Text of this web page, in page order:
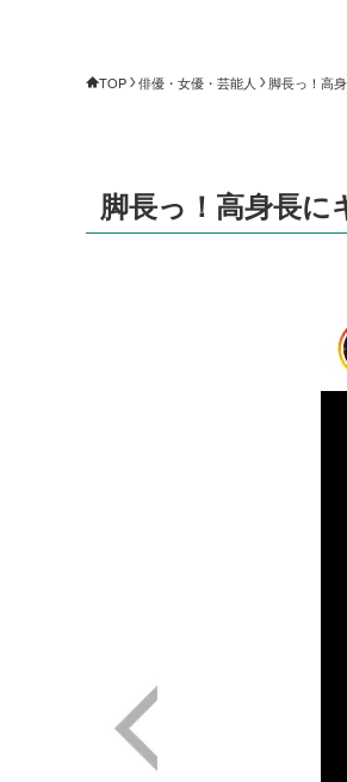
TOP 俳優・女優・芸能人 脚長っ！高
脚長っ！高身長